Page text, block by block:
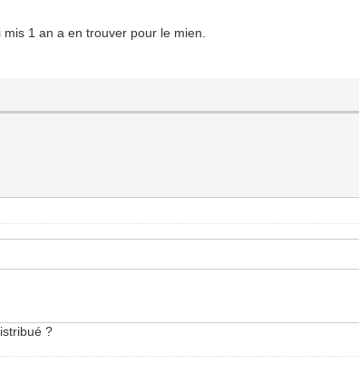
1 an a en trouver pour le mien.
?